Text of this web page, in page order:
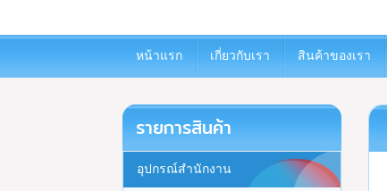
หน้าแรก เกี่ยวกับเรา สินค้าของเรา
รายการสินค้า
อุปกรณ์สำนักงาน